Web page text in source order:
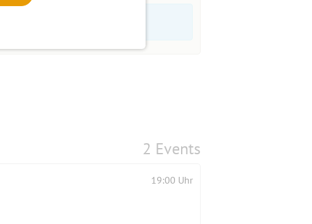
2 Events
19:00 Uhr